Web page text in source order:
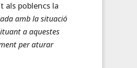
als poblencs la
amb la situació
a aquestes
per aturar